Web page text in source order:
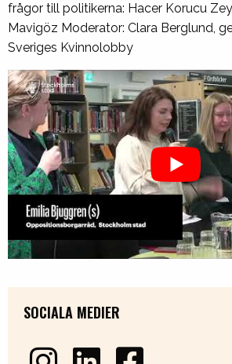
frågor till politikerna: Hacer Korucu
Mavigöz Moderator: Clara Berglund,
Sveriges Kvinnolobby
SOCIALA MEDIER